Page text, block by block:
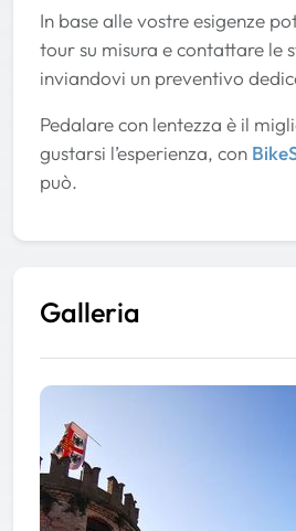
In base alle vostre esigenze
tour su misura e contattare le
inviandovi un preventivo
Pedalare con lentezza è il
gustarsi l’esperienza, con
può.
Galleria